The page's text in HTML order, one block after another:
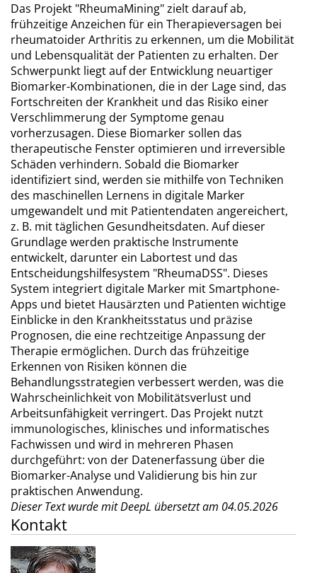
Das Projekt "RheumaMining" zielt darauf ab,
frühzeitige Anzeichen für ein Therapieversagen bei
rheumatoider Arthritis zu erkennen, um die Mobilität
und Lebensqualität der Patienten zu erhalten. Der
Schwerpunkt liegt auf der Entwicklung neuartiger
Biomarker-Kombinationen, die in der Lage sind, das
Fortschreiten der Krankheit und das Risiko einer
Verschlimmerung der Symptome genau
vorherzusagen. Diese Biomarker sollen das
therapeutische Fenster optimieren und irreversible
Schäden verhindern. Sobald die Biomarker
identifiziert sind, werden sie mithilfe von Techniken
des maschinellen Lernens in digitale Marker
umgewandelt und mit Patientendaten angereichert,
z. B. mit täglichen Gesundheitsdaten. Auf dieser
Grundlage werden praktische Instrumente
entwickelt, darunter ein Labortest und das
Entscheidungshilfesystem "RheumaDSS". Dieses
System integriert digitale Marker mit Smartphone-
Apps und bietet Hausärzten und Patienten wichtige
Einblicke in den Krankheitsstatus und präzise
Prognosen, die eine rechtzeitige Anpassung der
Therapie ermöglichen. Durch das frühzeitige
Erkennen von Risiken können die
Behandlungsstrategien verbessert werden, was die
Wahrscheinlichkeit von Mobilitätsverlust und
Arbeitsunfähigkeit verringert. Das Projekt nutzt
immunologisches, klinisches und informatisches
Fachwissen und wird in mehreren Phasen
durchgeführt: von der Datenerfassung über die
Biomarker-Analyse und Validierung bis hin zur
praktischen Anwendung.
Dieser Text wurde mit DeepL übersetzt am 04.05.2026
Kontakt